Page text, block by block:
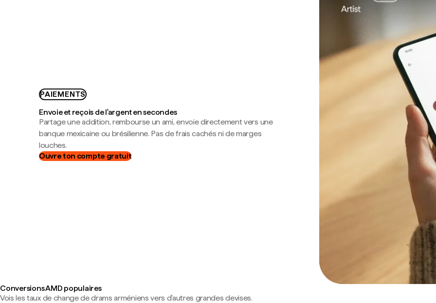
PAIEMENTS
Envoie et reçois de l'argent en secondes
Partage une addition, rembourse un ami, envoie directement vers une
banque mexicaine ou brésilienne. Pas de frais cachés ni de marges
louches.
Ouvre ton compte gratuit
Conversions AMD populaires
Vois les taux de change de drams arméniens vers d'autres grandes devises.